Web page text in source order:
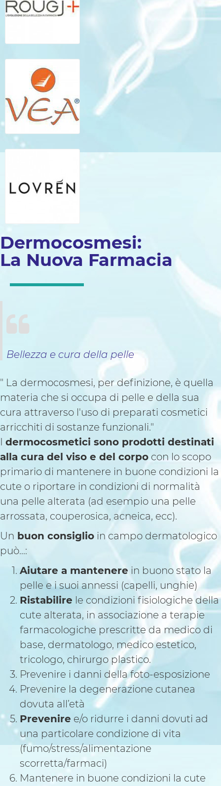
Dermocosmesi:
La Nuova Farmacia
Bellezza e cura della pelle
" La dermocosmesi, per definizione, è quella
materia che si occupa di pelle e della sua
cura attraverso l'uso di preparati cosmetici
arricchiti di sostanze funzionali."
I dermocosmetici sono prodotti destinati
alla cura del viso e del corpo con lo scopo
primario di mantenere in buone condizioni la
cute o riportare in condizioni di normalità
una pelle alterata (ad esempio una pelle
arrossata, couperosica, acneica, ecc).
Un buon consiglio in campo dermatologico
può...:
Aiutare a mantenere in buono stato la
pelle e i suoi annessi (capelli, unghie)
Ristabilire le condizioni fisiologiche della
cute alterata, in associazione a terapie
farmacologiche prescritte da medico di
base, dermatologo, medico estetico,
tricologo, chirurgo plastico.
Prevenire i danni della foto-esposizione
Prevenire la degenerazione cutanea
dovuta all’età
Prevenire e/o ridurre i danni dovuti ad
una particolare condizione di vita
(fumo/stress/alimentazione
scorretta/farmaci)
Mantenere in buone condizioni la cute